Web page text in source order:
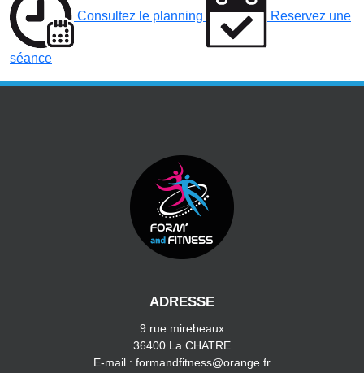
Consultez le planning Reservez une
séance
ADRESSE
9 rue mirebeaux
36400 La CHATRE
E-mail : formandfitness@orange.fr